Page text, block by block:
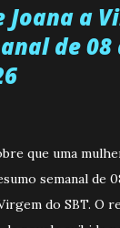
a
de 08
que uma
semanal de
do SBT. O